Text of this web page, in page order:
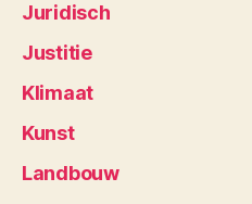
Juridisch
Justitie
Klimaat
Kunst
Landbouw